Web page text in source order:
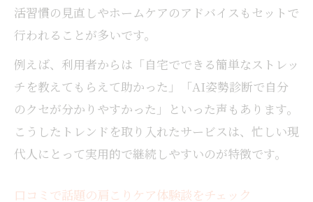
活習慣の見直しやホームケアのアドバイスもセットで
行われることが多いです。
例えば、利用者からは「自宅でできる簡単なストレッ
チを教えてもらえて助かった」「AI姿勢診断で自分
のクセが分かりやすかった」といった声もあります。
こうしたトレンドを取り入れたサービスは、忙しい現
代人にとって実用的で継続しやすいのが特徴です。
口コミで話題の肩こりケア体験談をチェック